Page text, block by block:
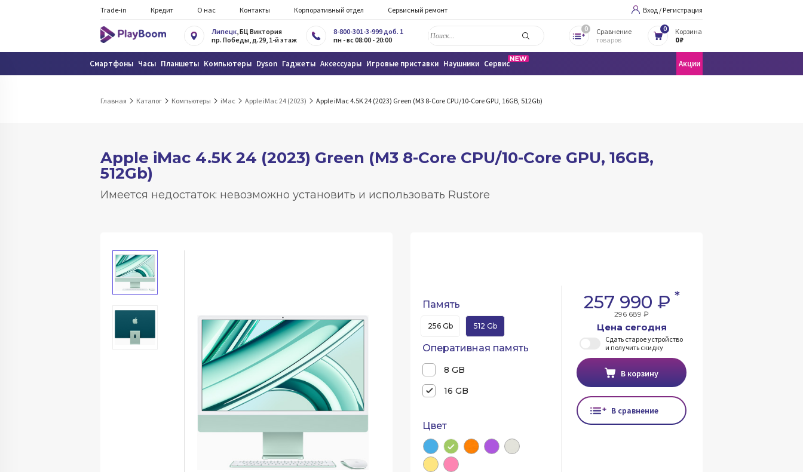
Trade-in Кредит О нас Контакты Корпоративный отдел Сервисный ремонт Вход / Регистрация
Липецк, БЦ Виктория
пр. Победы, д.29, 1-й этаж
8-800-301-3-999 доб. 1
пн - вс 08:00 - 20:00
0
Сравнение
товаров
0
Корзина
0 ₽
Смартфоны Часы Планшеты Компьютеры Dyson Гаджеты Аксессуары Игровые приставки Наушники Сервис Акции
Главная Каталог Компьютеры iMac Apple iMac 24 (2023) Apple iMac 4.5K 24 (2023) Green (M3 8-Core CPU/10-Core GPU, 16GB, 512Gb)
Apple iMac 4.5K 24 (2023) Green (M3 8-Core CPU/10-Core GPU, 16GB,
512Gb)
Имеется недостаток: невозможно установить и использовать Rustore
Память
256 Gb 512 Gb
Оперативная память
8 GB
16 GB
Цвет
257 990 ₽ *
296 689 ₽
Цена сегодня
Сдать старое устройство
и получить скидку
В корзину
В сравнение